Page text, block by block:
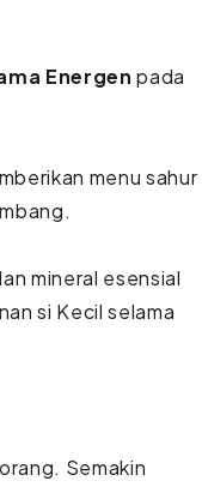
Energenpada
menu sahur
mineral esensial
si Kecil selama
Semakin